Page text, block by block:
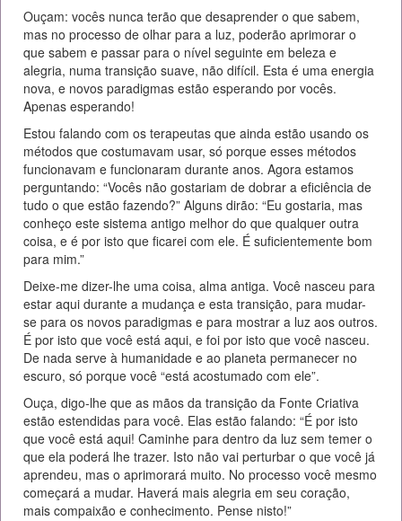
Ouçam: vocês nunca terão que desaprender o que sabem,
mas no processo de olhar para a luz, poderão aprimorar o
que sabem e passar para o nível seguinte em beleza e
alegria, numa transição suave, não difícil. Esta é uma energia
nova, e novos paradigmas estão esperando por vocês.
Apenas esperando!
Estou falando com os terapeutas que ainda estão usando os
métodos que costumavam usar, só porque esses métodos
funcionavam e funcionaram durante anos. Agora estamos
perguntando: “Vocês não gostariam de dobrar a eficiência de
tudo o que estão fazendo?” Alguns dirão: “Eu gostaria, mas
conheço este sistema antigo melhor do que qualquer outra
coisa, e é por isto que ficarei com ele. É suficientemente bom
para mim.”
Deixe-me dizer-lhe uma coisa, alma antiga. Você nasceu para
estar aqui durante a mudança e esta transição, para mudar-
se para os novos paradigmas e para mostrar a luz aos outros.
É por isto que você está aqui, e foi por isto que você nasceu.
De nada serve à humanidade e ao planeta permanecer no
escuro, só porque você “está acostumado com ele”.
Ouça, digo-lhe que as mãos da transição da Fonte Criativa
estão estendidas para você. Elas estão falando: “É por isto
que você está aqui! Caminhe para dentro da luz sem temer o
que ela poderá lhe trazer. Isto não vai perturbar o que você já
aprendeu, mas o aprimorará muito. No processo você mesmo
começará a mudar. Haverá mais alegria em seu coração,
mais compaixão e conhecimento. Pense nisto!”